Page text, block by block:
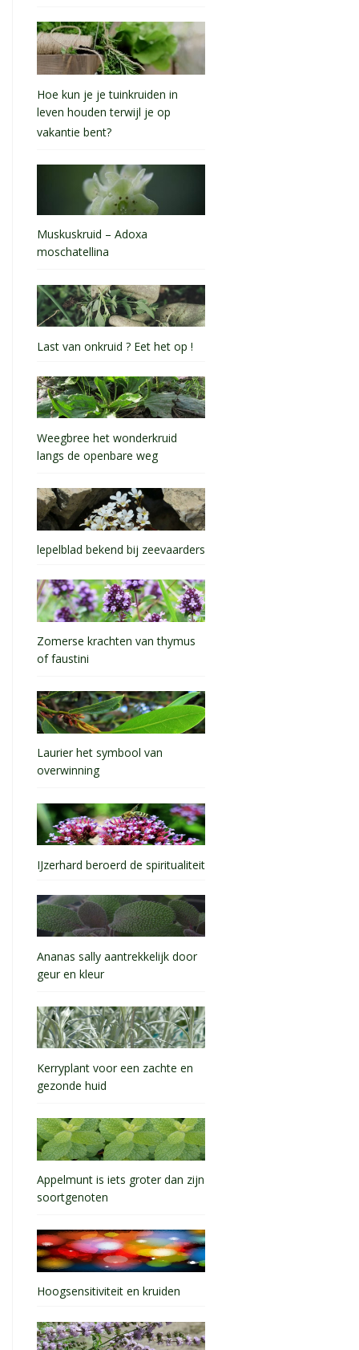
Hoe kun je je tuinkruiden in
leven houden terwijl je op
vakantie bent?
Muskuskruid – Adoxa
moschatellina
Last van onkruid ? Eet het op !
Weegbree het wonderkruid
langs de openbare weg
lepelblad bekend bij zeevaarders
Zomerse krachten van thymus
of faustini
Laurier het symbool van
overwinning
IJzerhard beroerd de spiritualiteit
Ananas sally aantrekkelijk door
geur en kleur
Kerryplant voor een zachte en
gezonde huid
Appelmunt is iets groter dan zijn
soortgenoten
Hoogsensitiviteit en kruiden